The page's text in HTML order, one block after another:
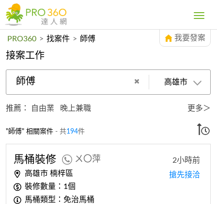
Toggle
PRO360 > 找案件 > 師傅 我要發案
接案工作
師傅 高雄市
推薦： 自由業 晚上兼職 更多＞
"師傅" 相關案件 - 共194件
馬桶裝修 ㄨ〇萍
高雄市 楠梓區
裝修數量：1個
馬桶類型：免治馬桶
2小時前
搶先接洽